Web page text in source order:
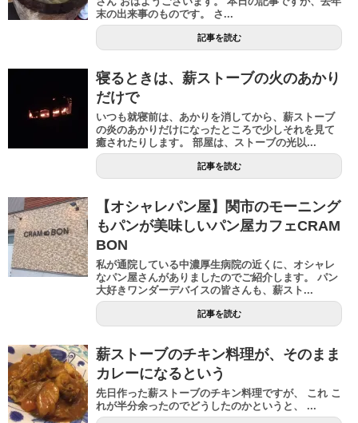
末の出来事のものです。 さ...
記事を読む
寝るときは、薪ストーブの火のあかり
だけで
いつも就寝前は、あかりを消してから、薪ストーブ
の炎のあかりだけになったところで少しそれを見て
癒されたりします。 部屋は、ストーブの光以...
記事を読む
【オシャレパン屋】関市のモーニング
もパンが美味しいパン屋カフェCRAM
BON
私が通院している中濃厚生病院の近くに、オシャレ
なパン屋さんがありましたのでご紹介します。 パン
大好きワンダーデバイスの皆さんも、薪スト...
記事を読む
薪ストーブのチキン料理が、そのまま
カレーになるという
先日作った薪ストーブのチキン料理ですが、 これ こ
れが半分余ったのでどうしたのかというと、 ...